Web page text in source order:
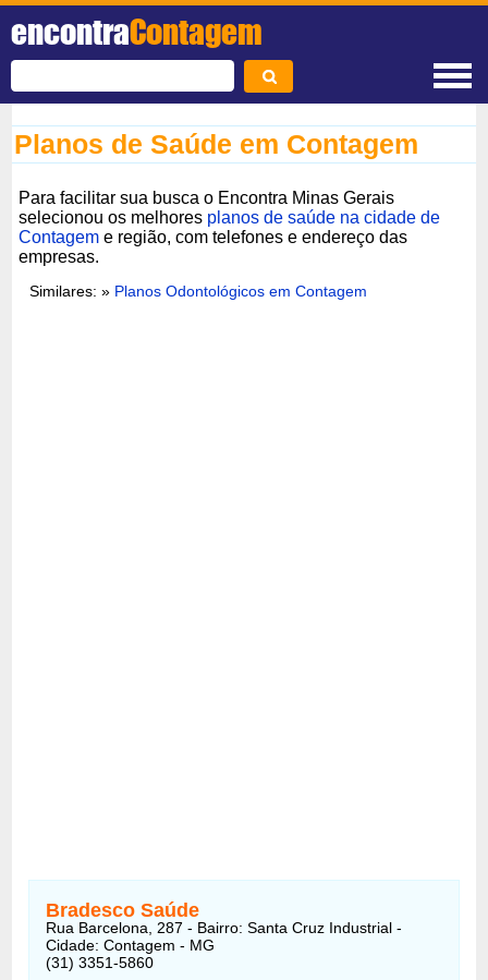
encontraContagem
Planos de Saúde em Contagem
Para facilitar sua busca o Encontra Minas Gerais
selecionou os melhores planos de saúde na cidade de
Contagem e região, com telefones e endereço das
empresas.
Similares: » Planos Odontológicos em Contagem
Bradesco Saúde
Rua Barcelona, 287 - Bairro: Santa Cruz Industrial -
Cidade: Contagem - MG
(31) 3351-5860